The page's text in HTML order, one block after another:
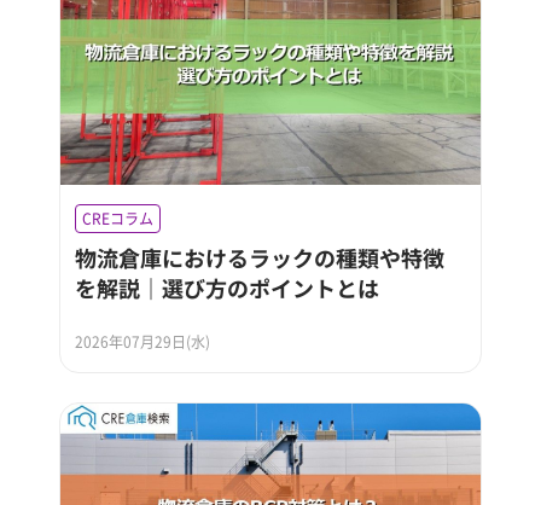
CREコラム
物流倉庫におけるラックの種類や特徴
を解説｜選び方のポイントとは
2026年07月29日(水)